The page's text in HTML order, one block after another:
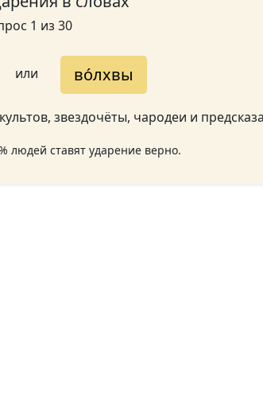
1 из 30
или во́лхвы
звездочёты, чародеи и
людей ставят ударение верно.